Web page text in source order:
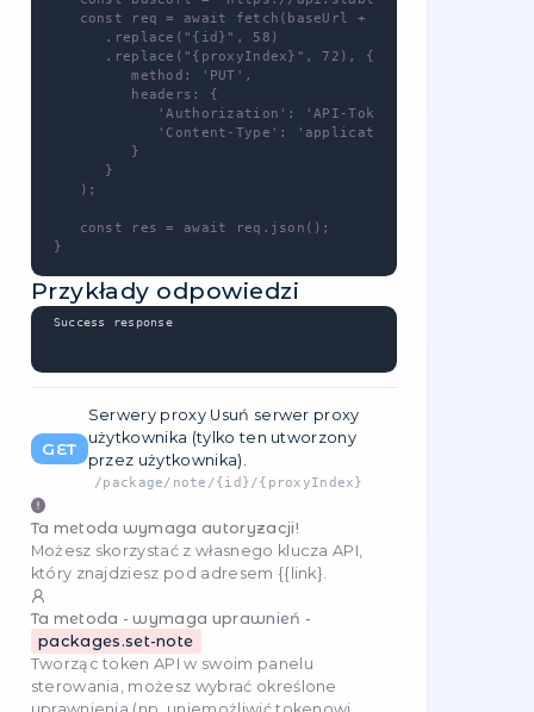
const baseUrl = 'https://
const req = await fetch(baseUrl + '/
      .replace("{id}", 56)
      .replace("{proxyIndex}", 46), {
         method: 'GET',
         headers: {
'Authorization': 'API-Token
'Content-Type': 'application/
      }
   const res = await req.json();
}
Przykłady odpowiedzi
Success response
PUT Zmień pulę serwerów proxy
/package/proxy/{id}/{proxyIndex}/pool
Ta metoda wymaga autoryzacji!
Możesz skorzystać z własnego klucza API,
który znajdziesz pod adresem